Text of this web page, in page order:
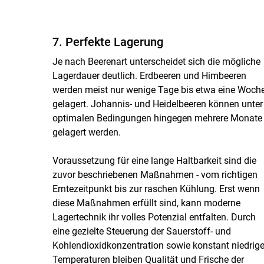
7. Perfekte Lagerung
Je nach Beerenart unterscheidet sich die mögliche
Lagerdauer deutlich. Erdbeeren und Himbeeren
werden meist nur wenige Tage bis etwa eine
gelagert. Johannis- und Heidelbeeren können unter
optimalen Bedingungen hingegen mehrere Monate
gelagert werden.
Voraussetzung für eine lange Haltbarkeit sind die
zuvor beschriebenen Maßnahmen - vom richtigen
Erntezeitpunkt bis zur raschen Kühlung. Erst wenn
diese Maßnahmen erfüllt sind, kann moderne
Lagertechnik ihr volles Potenzial entfalten. Durch
eine gezielte Steuerung der Sauerstoff- und
Kohlendioxidkonzentration sowie konstant niedrige
Temperaturen bleiben Qualität und Frische der